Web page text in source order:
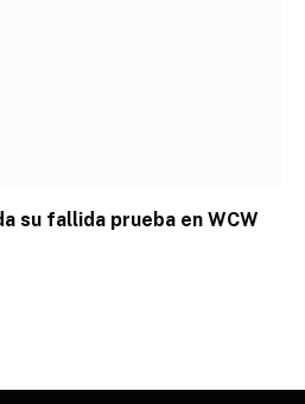
su fallida prueba en WCW